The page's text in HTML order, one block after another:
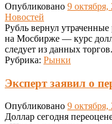
Опубликовано 9 октября,
Новостей
Рубль вернул
на Мосбирже — курс
следует из данных торгов.
Рубрика: Рынки
Эксперт заявил о
Опубликовано 9 октября,
Доллар сегодня